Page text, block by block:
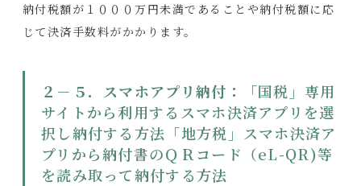
納付税額が１０００万円未満であることや納付税額に応
じて決済手数料がかかります。
２－５．スマホアプリ納付：「国税」専用
サイトから利用するスマホ決済アプリを選
択し納付する方法「地方税」スマホ決済ア
プリから納付書のＱＲコード（eL-QR)等
を読み取って納付する方法